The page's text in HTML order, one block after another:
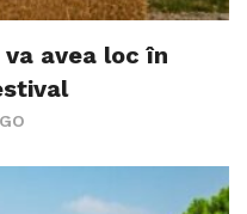
avea loc în